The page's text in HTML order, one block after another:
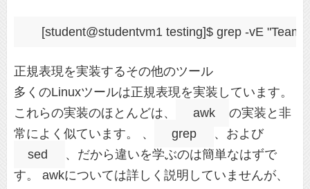
正規表現を実装するその他のツール
多くのLinuxツールは正規表現を実装しています。
これらの実装のほとんどは、
awk
の実装と非
常によく似ています。 、
grep
、および
sed
、だから違いを学ぶのは簡単なはずで
す。 awkについては詳しく説明していませんが、